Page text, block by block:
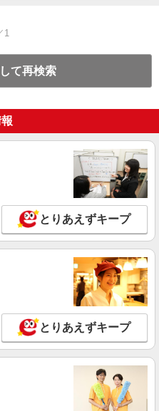
1
て再検索
とりあえずキープ
とりあえずキープ